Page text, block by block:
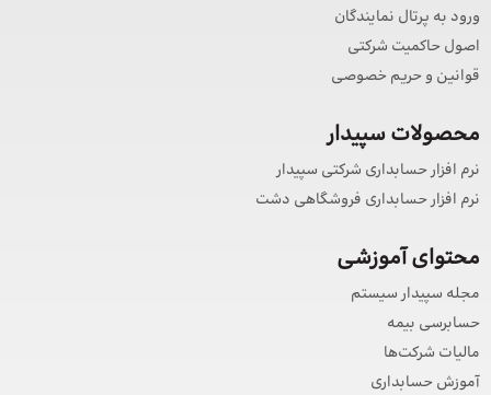
ورود به پرتال نمایندگان
اصول حاکمیت شرکتی
قوانین و حریم خصوصی
محصولات سپیدار
نرم افزار حسابداری شرکتی سپیدار
نرم افزار حسابداری فروشگاهی دشت
محتوای آموزشی
مجله سپیدار سیستم
حسابرسی بیمه
مالیات شرکت‌ها
آموزش حسابداری